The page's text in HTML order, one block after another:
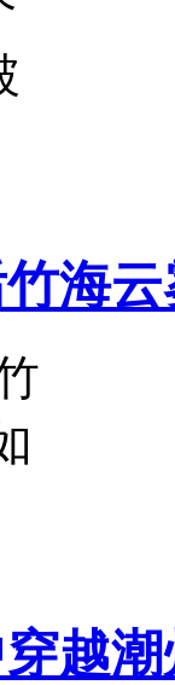
海
越